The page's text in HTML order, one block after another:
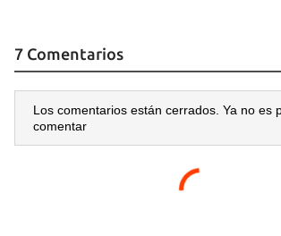
7 Comentarios
Los comentarios están cerrados. Ya no es
comentar